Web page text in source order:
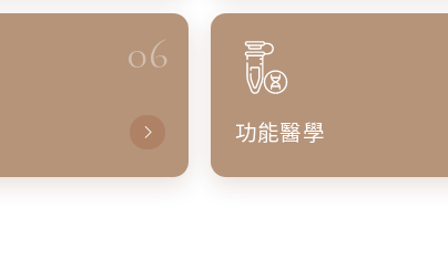
06
功能醫學